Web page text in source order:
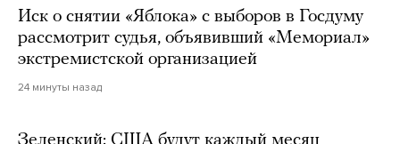
Иск о снятии «Яблока» с выборов в Госдуму
рассмотрит судья, объявивший «Мемориал»
экстремистской организацией
24 минуты назад